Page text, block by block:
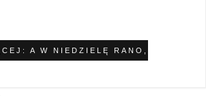
A W NIEDZIELĘ RANO,